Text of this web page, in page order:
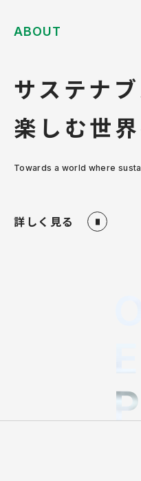
ONLINE
資料
Copyright(C) OUR EARTH
ABOUT
サステナブ
楽しむ世界
Towards a world where
詳しく見る